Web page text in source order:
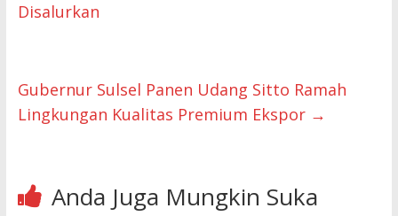
Disalurkan
Gubernur Sulsel Panen Udang Sitto Ramah
Lingkungan Kualitas Premium Ekspor →
Anda Juga Mungkin Suka